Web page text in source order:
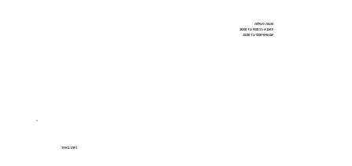
שעות פעילות
ימים א-ה: 9:00 עד 20:00
יום שישי 9:00 עד 15:00
ניווט באתר